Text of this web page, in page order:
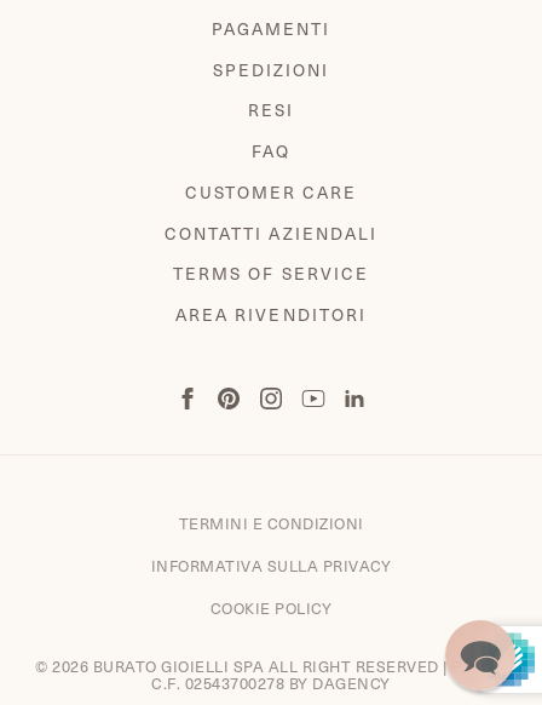
PAGAMENTI
SPEDIZIONI
RESI
FAQ
CUSTOMER CARE
CONTATTI AZIENDALI
TERMS OF SERVICE
AREA RIVENDITORI
© 2026 BURATO GIOIELLI SPA ALL RIGHT RESERVED | P.IVA E
C.F. 02543700278 BY DAGENCY
TERMINI E CONDIZIONI
INFORMATIVA SULLA PRIVACY
COOKIE POLICY